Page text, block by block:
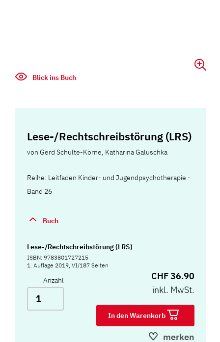
Blick ins Buch
Lese-/Rechtschreibstörung (LRS)
vonGerd Schulte-Körne, Katharina Galuschka
Reihe: Leitfaden Kinder- und Jugendpsychotherapie -
Band 26
Buch
Lese-/Rechtschreibstörung (LRS)
ISBN: 9783801727215
1. Auflage 2019, VI/187 Seiten
Anzahl
CHF 36.90
inkl. MwSt.
In den Warenkorb
merken